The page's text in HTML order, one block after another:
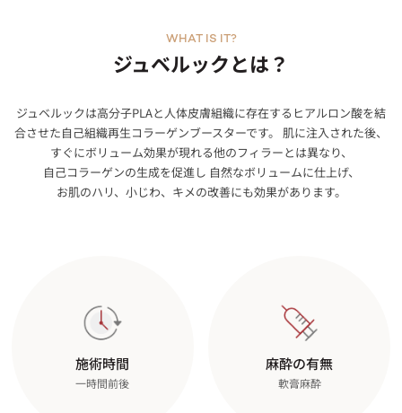
ジュベルックとは？
WHAT IS IT?
ジュベルックは高分子PLAと人体皮膚組織に存在するヒアルロン酸を結
合させた自己組織再生コラーゲンブースターです。 肌に注入された後、
すぐにボリューム効果が現れる他のフィラーとは異なり、
自己コラーゲンの生成を促進し 自然なボリュームに仕上げ、
お肌のハリ、小じわ、キメの改善にも効果があります。
施術時間
一時間前後
麻酔の有無
軟膏麻酔